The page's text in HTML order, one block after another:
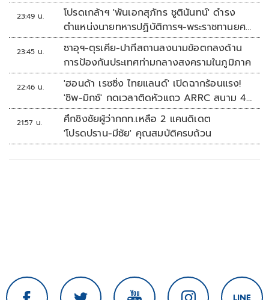
23:49 น.
โปรดเกล้าฯ 'พันเอกสุภัทร ชูตินันทน์' ดำรง
ตำแหน่งนายทหารปฏิบัติการฯ-พระราชทานยศ
'พลตรี'
23:45 น.
ซาอุฯ-ตุรเคีย-ปากีสถานลงนามข้อตกลงด้าน
การป้องกันประเทศท่ามกลางสงครามในภูมิภาค
22:46 น.
'ฮอนด้า เรซซิ่ง ไทยแลนด์' เปิดฉากร้อนแรง!
'ชิพ-มิกซ์' กดเวลาติดหัวแถว ARRC สนาม 4
ที่มัลดาลิกา
21:57 น.
ศึกชิงชัยผู้ว่ากกท.เหลือ 2 แคนดิเดต
'โปรดปราน-มีชัย' คุณสมบัติครบถ้วน